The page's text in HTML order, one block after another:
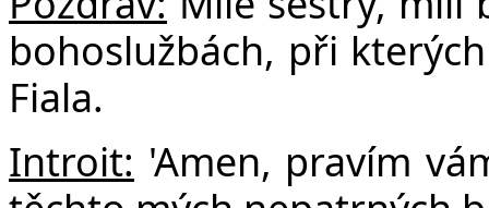
bohoslužbách, při
Fiala.
Introit: 'Amen, pravím